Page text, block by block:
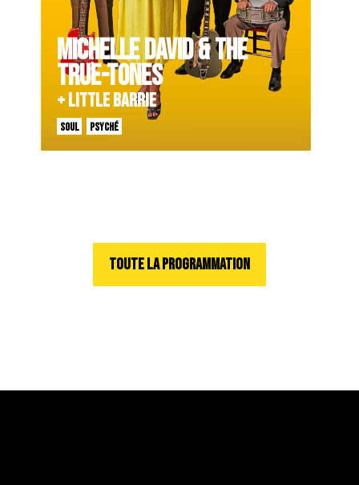
MICHELLE DAVID & THE
TRUE-TONES
+ LITTLE BARRIE
SOUL PSYCHÉ
TOUTE LA PROGRAMMATION